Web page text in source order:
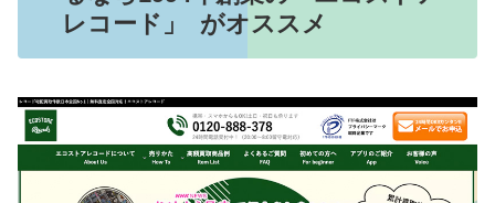
レコード」 がオススメ